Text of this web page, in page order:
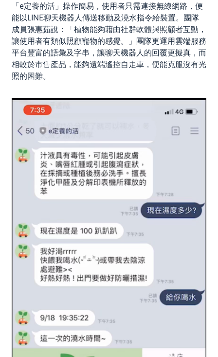
「e定養的活」操作簡易，使用者只需連接無線網路，便
能以LINE聊天機器人傳送移動及澆水指令給裝置。團隊
成員張惠茹說：「植物能夠藉由社群軟體與照顧者互動，
讓使用者有類似照顧寵物的感覺。」團隊更運用雲端服務
平台豐富的語彙及字串，讓聊天機器人的回覆更擬真，而
相較於市售產品，能夠遠端遙控自走車，便能克服沒有光
照的困難。